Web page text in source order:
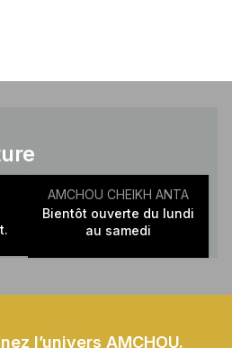
AMCHOU CHEIKH ANTA
Bientôt ouverte du lundi
au samedi
l’univers AMCHOU.